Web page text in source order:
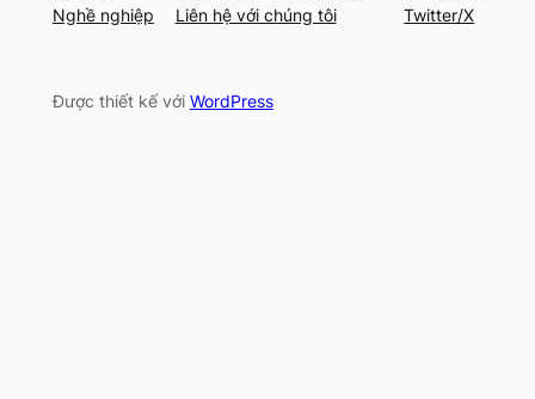
Nghề nghiệp
Liên hệ với chúng tôi
Twitter/X
Được thiết kế với WordPress